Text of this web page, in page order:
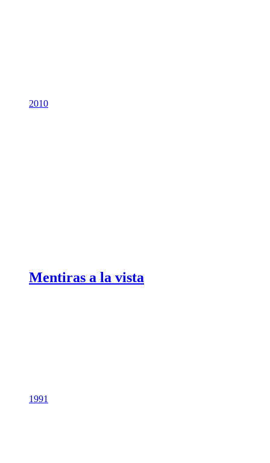
2010
Mentiras a la vista
1991